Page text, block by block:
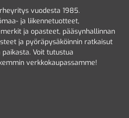
vuodesta 1985.
ja liikennetuotteet,
ja opasteet, pääsynhallinnan
ja pyöräpysäköinnin ratkaisut
Voit tutustua
verkkokaupassamme!